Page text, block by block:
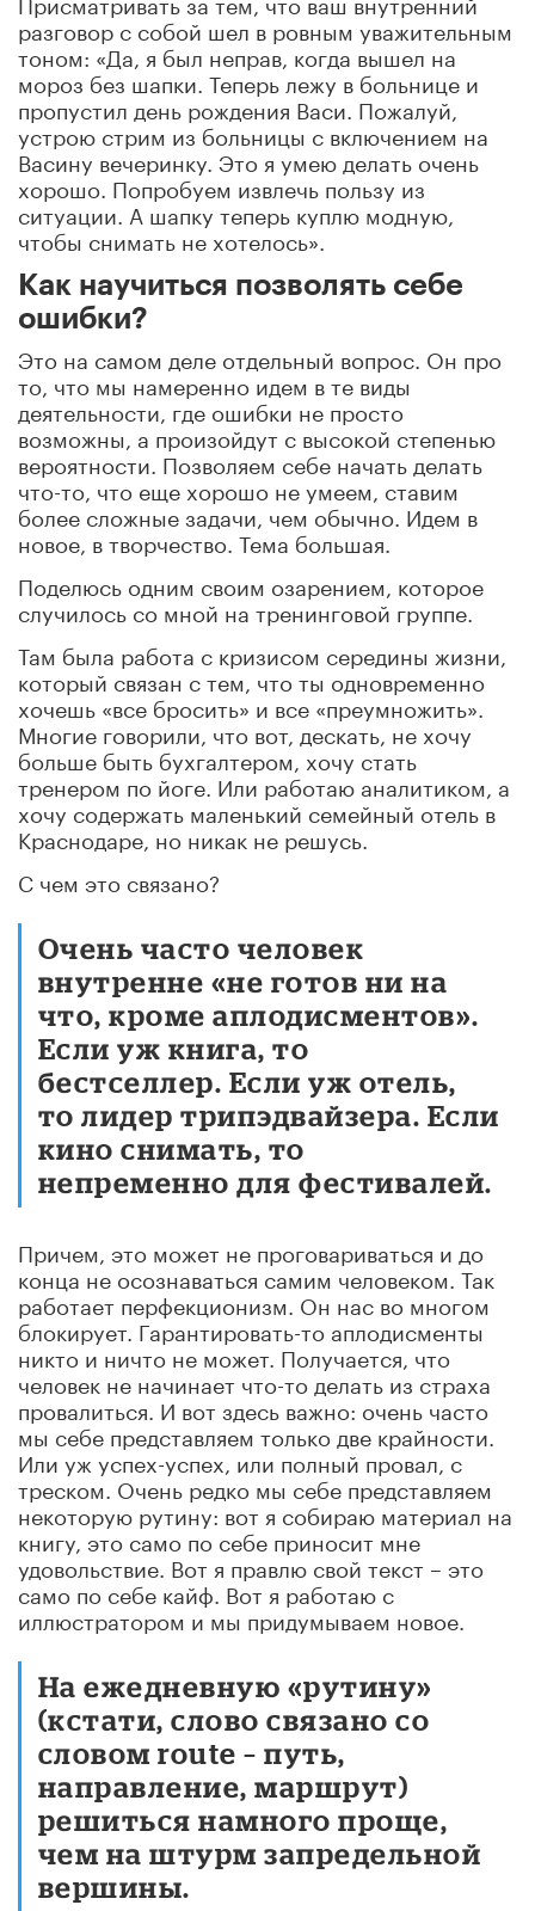
разговор с собой шел в ровным уважительным
тоном: «Да, я был неправ, когда вышел на
мороз без шапки. Теперь лежу в больнице и
пропустил день рождения Васи. Пожалуй,
устрою стрим из больницы с включением на
Васину вечеринку. Это я умею делать очень
хорошо. Попробуем извлечь пользу из
ситуации. А шапку теперь куплю модную,
чтобы снимать не хотелось».
Как научиться позволять себе
ошибки?
Это на самом деле отдельный вопрос. Он про
то, что мы намеренно идем в те виды
деятельности, где ошибки не просто
возможны, а произойдут с высокой степенью
вероятности. Позволяем себе начать делать
что-то, что еще хорошо не умеем, ставим
более сложные задачи, чем обычно. Идем в
новое, в творчество. Тема большая.
Поделюсь одним своим озарением, которое
случилось со мной на тренинговой группе.
Там была работа с кризисом середины жизни,
который связан с тем, что ты одновременно
хочешь «все бросить» и все «преумножить».
Многие говорили, что вот, дескать, не хочу
больше быть бухгалтером, хочу стать
тренером по йоге. Или работаю аналитиком, а
хочу содержать маленький семейный отель в
Краснодаре, но никак не решусь.
С чем это связано?
Очень часто человек
внутренне «не готов ни на
что, кроме аплодисментов».
Если уж книга, то
бестселлер. Если уж отель,
то лидер трипэдвайзера. Если
кино снимать, то
непременно для фестивалей.
Причем, это может не проговариваться и до
конца не осознаваться самим человеком. Так
работает перфекционизм. Он нас во многом
блокирует. Гарантировать-то аплодисменты
никто и ничто не может. Получается, что
человек не начинает что-то делать из страха
провалиться. И вот здесь важно: очень часто
мы себе представляем только две крайности.
Или уж успех-успех, или полный провал, с
треском. Очень редко мы себе представляем
некоторую рутину: вот я собираю материал на
книгу, это само по себе приносит мне
удовольствие. Вот я правлю свой текст – это
само по себе кайф. Вот я работаю с
иллюстратором и мы придумываем новое.
На ежедневную «рутину»
(кстати, слово связано со
словом route – путь,
направление, маршрут)
решиться намного проще,
чем на штурм запредельной
вершины.